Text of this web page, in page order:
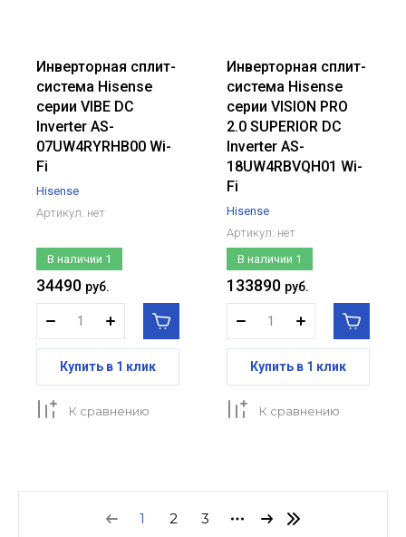
Инверторная сплит-
система Hisense
серии VIBE DC
Inverter AS-
07UW4RYRHB00 Wi-
Fi
Hisense
Артикул: нет
В наличии 1
34490 руб.
Купить в 1 клик
К сравнению
Инверторная сплит-
система Hisense
серии VISION PRO
2.0 SUPERIOR DC
Inverter AS-
18UW4RBVQH01 Wi-
Fi
Hisense
Артикул: нет
В наличии 1
133890 руб.
Купить в 1 клик
К сравнению
1 2 3